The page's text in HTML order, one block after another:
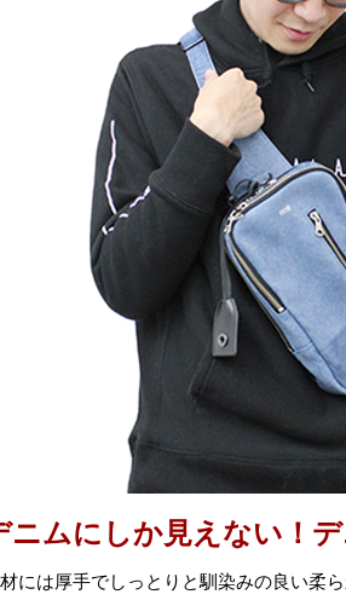
ニムにしか見えない！
には厚手でしっとりと馴染みの良い柔